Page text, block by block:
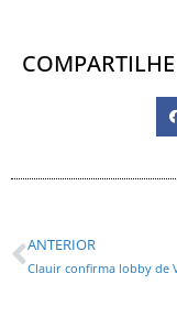
COMPARTILHE
ANTERIOR
Clauir confirma lobby de